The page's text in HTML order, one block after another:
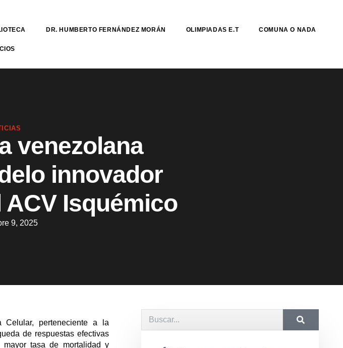
DR. HUMBERTO FERNÁNDEZ MORÁN OLIMPIADAS E.T COMUNA O NADA
venezolana
innovador
Isquémico
9, 2025
Celular, perteneciente a la
de respuestas efectivas
tasa de mortalidad y